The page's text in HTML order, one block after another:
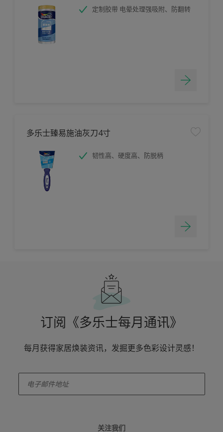
定制胶带 电晕处理强吸附、防翻转
多乐士臻易施油灰刀4寸
韧性高、硬度高、防脱柄
订阅《多乐士每月通讯》
每月获得家居焕装资讯，发掘更多色彩设计灵感！
关注我们